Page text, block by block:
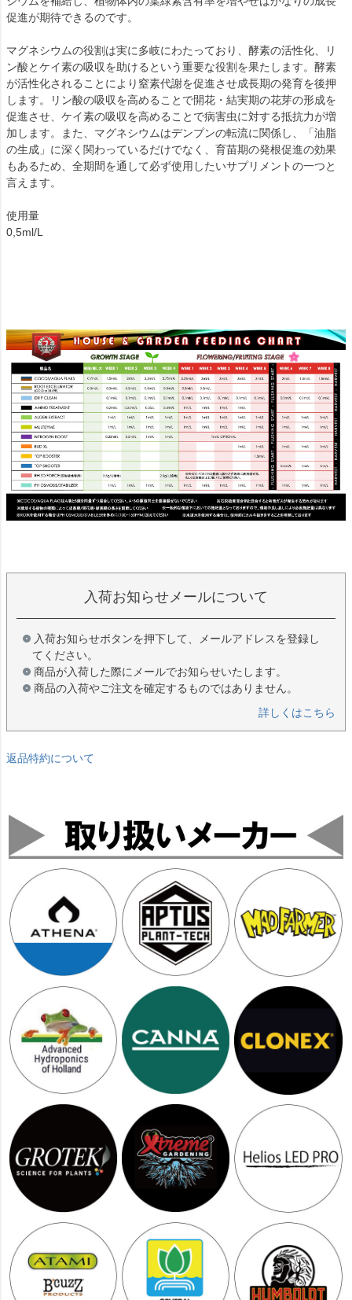
促進が期待できるのです。
マグネシウムの役割は実に多岐にわたっており、酵素の活性化、リ
ン酸とケイ素の吸収を助けるという重要な役割を果たします。酵素
が活性化されることにより窒素代謝を促進させ成長期の発育を後押
します。リン酸の吸収を高めることで開花・結実期の花芽の形成を
促進させ、ケイ素の吸収を高めることで病害虫に対する抵抗力が増
加します。また、マグネシウムはデンプンの転流に関係し、「油脂
の生成」に深く関わっているだけでなく、育苗期の発根促進の効果
もあるため、全期間を通して必ず使用したいサプリメントの一つと
言えます。
使用量
0,5ml/L
入荷お知らせメールについて
入荷お知らせボタンを押下して、メールアドレスを登録し
てください。
商品が入荷した際にメールでお知らせいたします。
商品の入荷やご注文を確定するものではありません。
詳しくはこちら
返品特約について